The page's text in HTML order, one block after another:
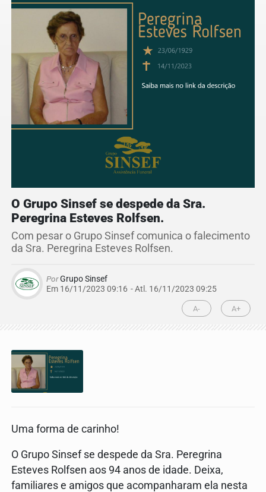
O Grupo Sinsef se despede da Sra.
Peregrina Esteves Rolfsen.
Com pesar o Grupo Sinsef comunica o falecimento
da Sra. Peregrina Esteves Rolfsen.
PorGrupo Sinsef
Em 16/11/2023 09:16 - Atl. 16/11/2023 09:25
A- A+
Uma forma de carinho!
O Grupo Sinsef se despede da Sra. Peregrina
Esteves Rolfsen aos 94 anos de idade. Deixa,
familiares e amigos que acompanharam ela nesta